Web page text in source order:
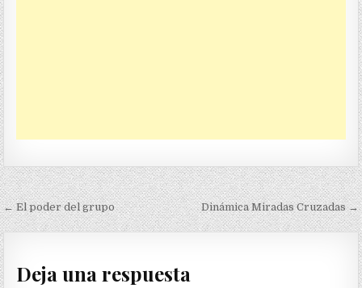
Navegación
de
entradas
← El poder del grupo Dinámica Miradas Cruzadas →
Deja una respuesta